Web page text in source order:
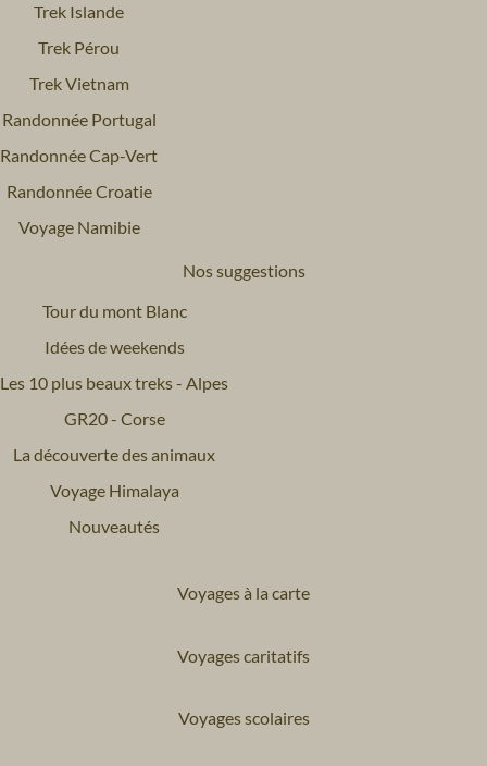
Trek Islande
Trek Pérou
Trek Vietnam
Randonnée Portugal
Randonnée Cap-Vert
Randonnée Croatie
Voyage Namibie
Nos suggestions
Tour du mont Blanc
Idées de weekends
Les 10 plus beaux treks - Alpes
GR20 - Corse
La découverte des animaux
Voyage Himalaya
Nouveautés
Voyages à la carte
Voyages caritatifs
Voyages scolaires